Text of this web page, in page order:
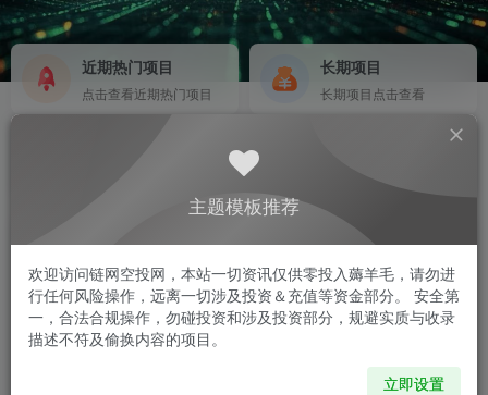
近期热门项目
点击查看近期热门项目
长期项目
长期项目点击查看
0
主题模板推荐
欢迎访问链网空投网，本站一切资讯仅供零投入薅羊毛，请勿进
行任何风险操作，远离一切涉及投资＆充值等资金部分。 安全第
一，合法合规操作，勿碰投资和涉及投资部分，规避实质与收录
描述不符及偷换内容的项目。
立即设置